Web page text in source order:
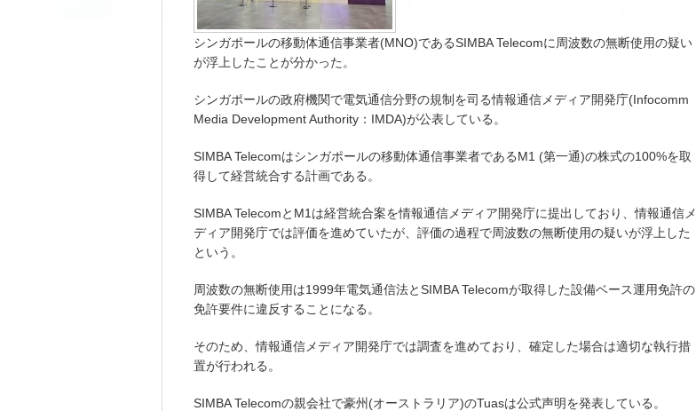
シンガポールの移動体通信事業者(MNO)であるSIMBA Telecomに周波数の無断使用の疑い
が浮上したことが分かった。
シンガポールの政府機関で電気通信分野の規制を司る情報通信メディア開発庁(Infocomm
Media Development Authority：IMDA)が公表している。
SIMBA Telecomはシンガポールの移動体通信事業者であるM1 (第一通)の株式の100%を取
得して経営統合する計画である。
SIMBA TelecomとM1は経営統合案を情報通信メディア開発庁に提出しており、情報通信メ
ディア開発庁では評価を進めていたが、評価の過程で周波数の無断使用の疑いが浮上した
という。
周波数の無断使用は1999年電気通信法とSIMBA Telecomが取得した設備ベース運用免許の
免許要件に違反することになる。
そのため、情報通信メディア開発庁では調査を進めており、確定した場合は適切な執行措
置が行われる。
SIMBA Telecomの親会社で豪州(オーストラリア)のTuasは公式声明を発表している。